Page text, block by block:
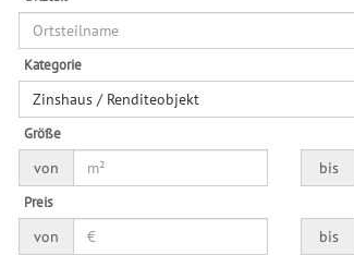
Kategorie
Zinshaus / Renditeobjekt
Größe
von
bis
Preis
von
bis